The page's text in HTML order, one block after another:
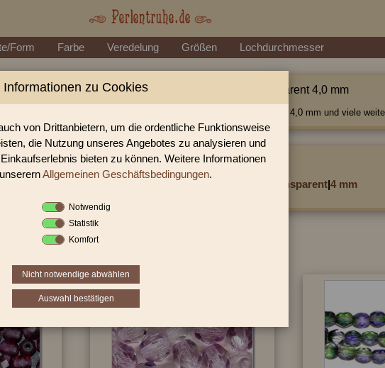
Form Farbe Veredelung Größen Lochdurchmesser
Perlen Shop für facettierte Glasperlen facettiert transparent 4,0 mm
Shop finden sie zahlreich facettierte Glasperlen facettiert transparent 4,0 mm und viele
Sie befinden sich in folgender Kategorie:
facettierte Glasperlen
facettiert transparent facettiert transparent|4 mm
Informationen zu Cookies
von Drittanbietern, um die ordentliche Funktionsweise
die Nutzung unseres Angebotes zu analysieren und
bieten zu können. Weitere Informationen
Allgemeinen Geschäftsbedingungen.
Notwendig
Statistik
Komfort
Nicht notwendige abwählen
Auswahl bestätigen